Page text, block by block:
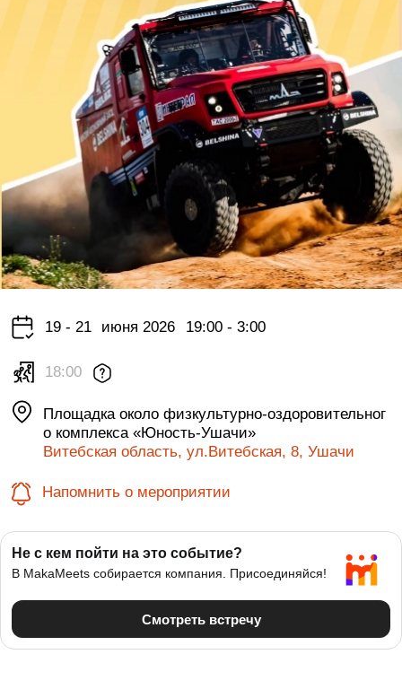
19 - 21 июня 2026 19:00 - 3:00
18:00
Площадка около физкультурно-оздоровительног
о комплекса «Юность-Ушачи»
Витебская область, ул.Витебская, 8, Ушачи
Напомнить о мероприятии